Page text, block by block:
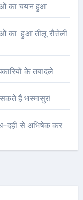
का चयन हुआ
का हुआ तीलू रौतेली
के तबादले
सकते हैं भस्मासुर!
दही से अभिषेक कर